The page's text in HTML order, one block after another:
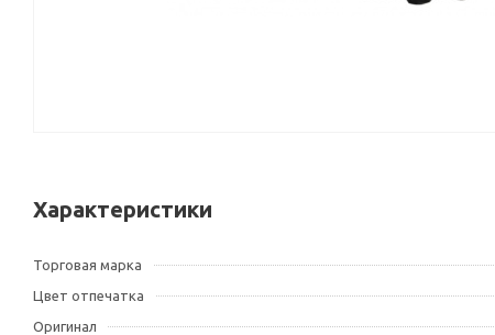
Характеристики
Торговая марка
Цвет отпечатка
Оригинал